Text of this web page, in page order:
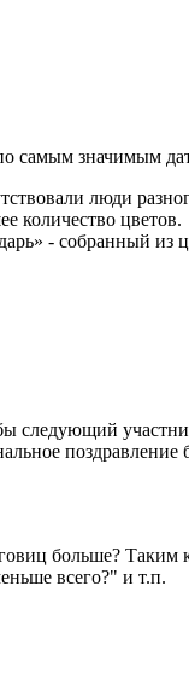
самым значимым
люди
количество
- собранный из
следующий
поздравление
больше?
всего?" и т.п.